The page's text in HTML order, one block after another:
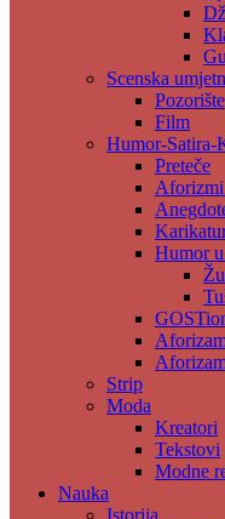
Scenska
Pozorište
Film
Humor-Satira-
Preteče
Humor
Strip
Moda
Kreatori
Tekstovi
Modne
Nauka
Istorija